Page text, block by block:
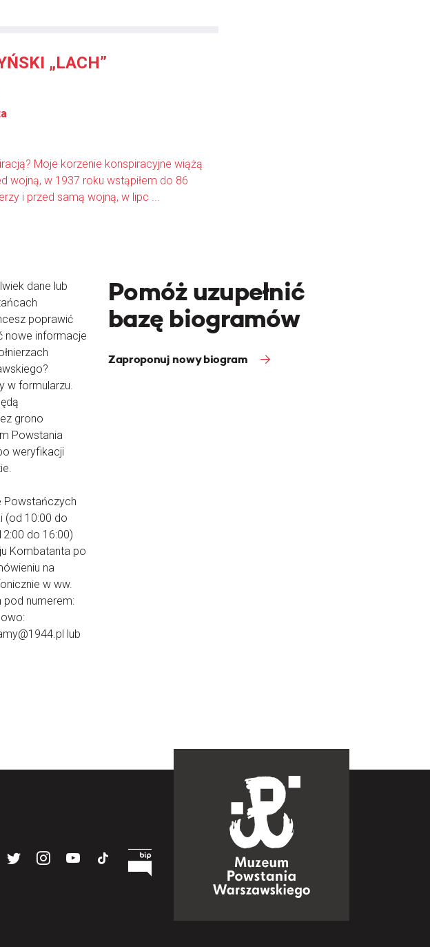
„LACH”
Moje korzenie konspiracyjne wiążą
wojną, w 1937 roku wstąpiłem do 86
i przed samą wojną, w lipc ...
dane lub
poprawić
nowe informacje
w formularzu.
grono
Powstania
weryfikacji
Powstańczych
(od 10:00 do
do 16:00)
Kombatanta po
na
w ww.
pod numerem:
lub
Pomóż uzupełnić
bazę biogramów
Zaproponuj nowy biogram